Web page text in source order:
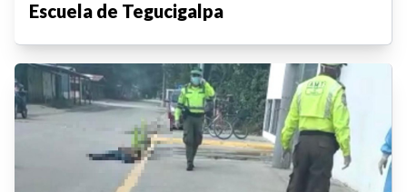
Escuela de Tegucigalpa